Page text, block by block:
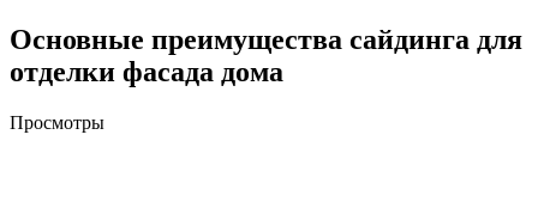
Основные преимущества сайдинга для
отделки фасада дома
Просмотры